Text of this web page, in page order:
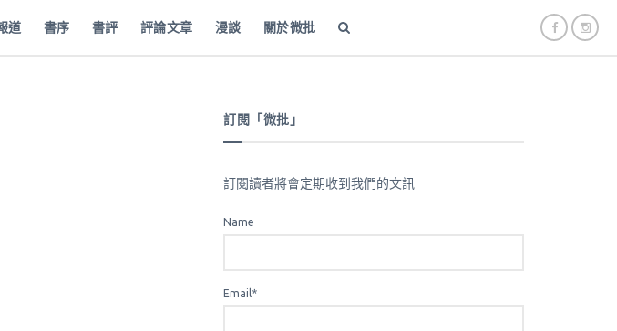
道 書序 書評 評論文章 漫談 關於微批
訂閱「微批」
訂閱讀者將會定期收到我們的文訊
Name
Email*